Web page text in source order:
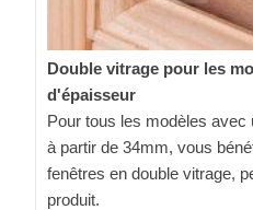
Double vitrage pour les
d'épaisseur
Pour tous les modèles
à partir de 34mm, vous
fenêtres en double vitrage,
produit.